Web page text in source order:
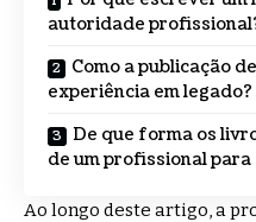
autoridade
Como a publicação
experiência em legado?
De que forma os
de um profissional
Ao longo deste artigo, a